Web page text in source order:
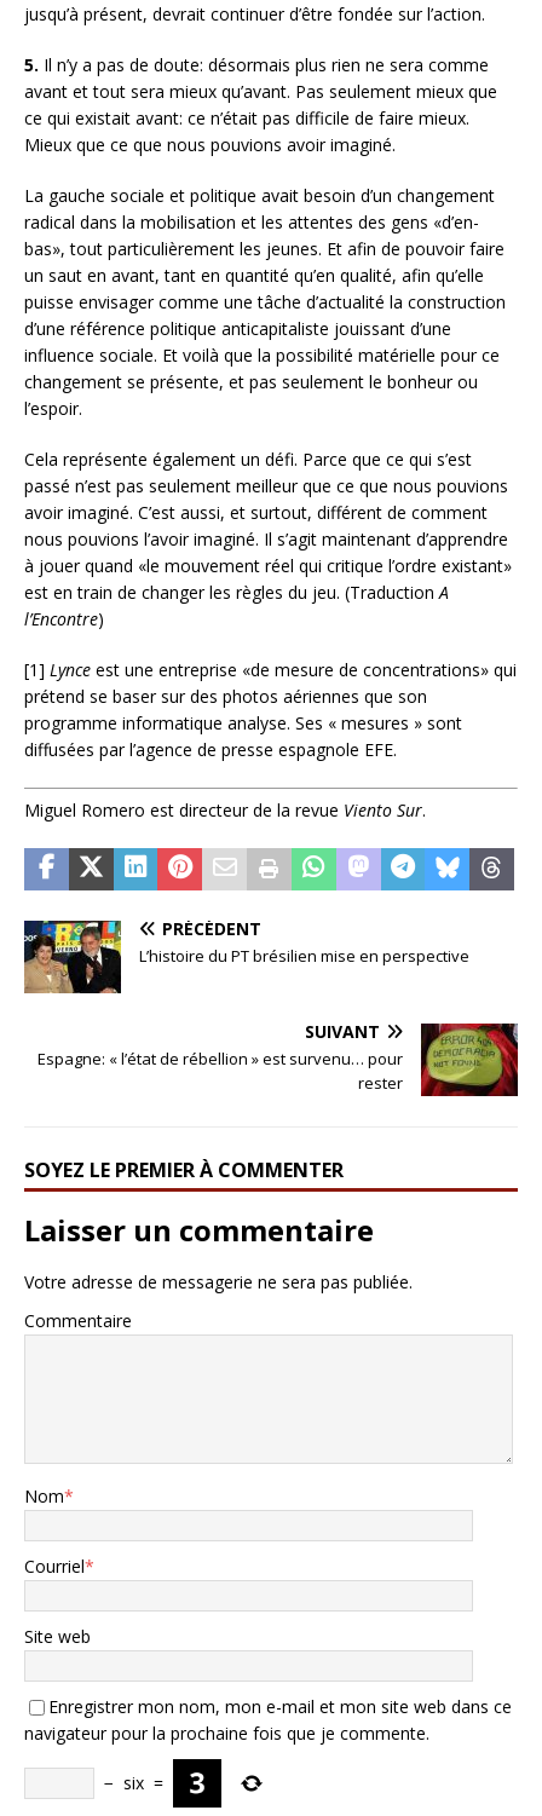
jusqu’à présent, devrait continuer d’être fondée sur l’action.
5. Il n’y a pas de doute: désormais plus rien ne sera comme
avant et tout sera mieux qu’avant. Pas seulement mieux que
ce qui existait avant: ce n’était pas difficile de faire mieux.
Mieux que ce que nous pouvions avoir imaginé.
La gauche sociale et politique avait besoin d’un changement
radical dans la mobilisation et les attentes des gens «d’en-
bas», tout particulièrement les jeunes. Et afin de pouvoir faire
un saut en avant, tant en quantité qu’en qualité, afin qu’elle
puisse envisager comme une tâche d’actualité la construction
d’une référence politique anticapitaliste jouissant d’une
influence sociale. Et voilà que la possibilité matérielle pour ce
changement se présente, et pas seulement le bonheur ou
l’espoir.
Cela représente également un défi. Parce que ce qui s’est
passé n’est pas seulement meilleur que ce que nous pouvions
avoir imaginé. C’est aussi, et surtout, différent de comment
nous pouvions l’avoir imaginé. Il s’agit maintenant d’apprendre
à jouer quand «le mouvement réel qui critique l’ordre existant»
est en train de changer les règles du jeu. (Traduction A
l’Encontre)
[1] Lynce est une entreprise «de mesure de concentrations» qui
prétend se baser sur des photos aériennes que son
programme informatique analyse. Ses « mesures » sont
diffusées par l’agence de presse espagnole EFE.
Miguel Romero est directeur de la revue Viento Sur.
PRÉCÉDENT
L’histoire du PT brésilien mise en perspective
SUIVANT
Espagne: « l’état de rébellion » est survenu… pour
rester
SOYEZ LE PREMIER À COMMENTER
Laisser un commentaire
Votre adresse de messagerie ne sera pas publiée.
Commentaire
Nom*
Courriel*
Site web
Enregistrer mon nom, mon e-mail et mon site web dans ce
navigateur pour la prochaine fois que je commente.
− six =